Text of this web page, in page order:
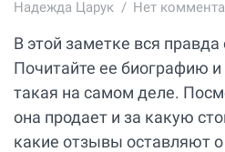
Надежда Царук Нет
В этой заметке вся
Почитайте ее биографию и
такая на самом деле.
она продает и за какую
какие отзывы оставляют